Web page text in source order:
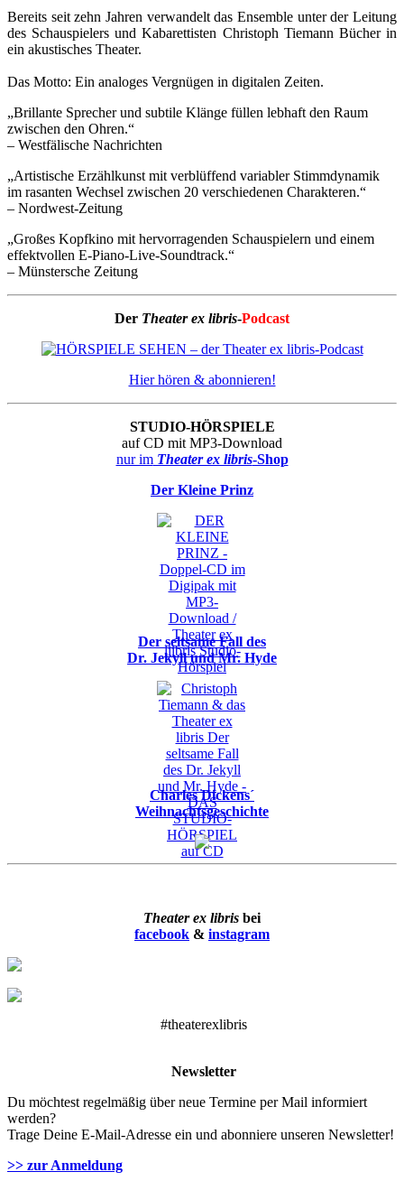
Bereits seit zehn Jahren verwandelt das Ensemble unter der Leitung
des Schauspielers und Kabarettisten Christoph Tiemann Bücher in
ein akustisches Theater.
Das Motto: Ein analoges Vergnügen in digitalen Zeiten.
„Brillante Sprecher und subtile Klänge füllen lebhaft den Raum
zwischen den Ohren.“
– Westfälische Nachrichten
„Artistische Erzählkunst mit verblüffend variabler Stimmdynamik
im rasanten Wechsel zwischen 20 verschiedenen Charakteren.“
– Nordwest-Zeitung
„Großes Kopfkino mit hervorragenden Schauspielern und einem
effektvollen E-Piano-Live-Soundtrack.“
– Münstersche Zeitung
Der Theater ex libris-Podcast
Hier hören & abonnieren!
STUDIO-HÖRSPIELE
auf CD mit MP3-Download
nur imTheater ex libris-Shop
Der Kleine Prinz
Der seltsame Fall des
Dr. Jekyll und Mr. Hyde
Charles Dickens´
Weihnachtsgeschichte
Theater ex libris bei
facebook & instagram
#theaterexlibris
Newsletter
Du möchtest regelmäßig über neue Termine per Mail informiert
werden?
Trage Deine E-Mail-Adresse ein und abonniere unseren Newsletter!
>> zur Anmeldung